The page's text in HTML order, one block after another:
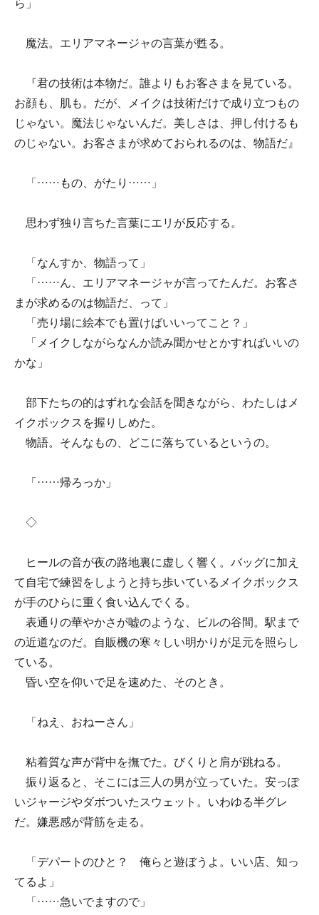
ら」
魔法。エリアマネージャの言葉が甦る。
『君の技術は本物だ。誰よりもお客さまを見ている。
お顔も、肌も。だが、メイクは技術だけで成り立つもの
じゃない。魔法じゃないんだ。美しさは、押し付けるも
のじゃない。お客さまが求めておられるのは、物語だ』
「……もの、がたり……」
思わず独り言ちた言葉にエリが反応する。
「なんすか、物語って」
「……ん、エリアマネージャが言ってたんだ。お客さ
まが求めるのは物語だ、って」
「売り場に絵本でも置けばいいってこと？」
「メイクしながらなんか読み聞かせとかすればいいの
かな」
部下たちの的はずれな会話を聞きながら、わたしはメ
イクボックスを握りしめた。
物語。そんなもの、どこに落ちているというの。
「……帰ろっか」
◇
ヒールの音が夜の路地裏に虚しく響く。バッグに加え
て自宅で練習をしようと持ち歩いているメイクボックス
が手のひらに重く食い込んでくる。
表通りの華やかさが嘘のような、ビルの谷間。駅まで
の近道なのだ。自販機の寒々しい明かりが足元を照らし
ている。
昏い空を仰いで足を速めた、そのとき。
「ねえ、おねーさん」
粘着質な声が背中を撫でた。びくりと肩が跳ねる。
振り返ると、そこには三人の男が立っていた。安っぽ
いジャージやダボついたスウェット。いわゆる半グレ
だ。嫌悪感が背筋を走る。
「デパートのひと？ 俺らと遊ぼうよ。いい店、知っ
てるよ」
「……急いでますので」